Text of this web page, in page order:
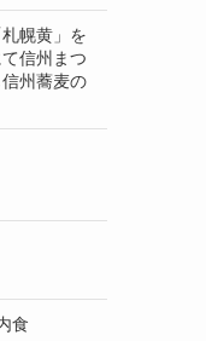
幌黄」を
信州まつ
州蕎麦の
食